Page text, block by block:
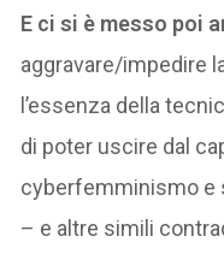
E ci si è messo poi
aggravare/impedire
l’essenza della
di poter uscire dal
cyberfemminismo e
– e altre simili